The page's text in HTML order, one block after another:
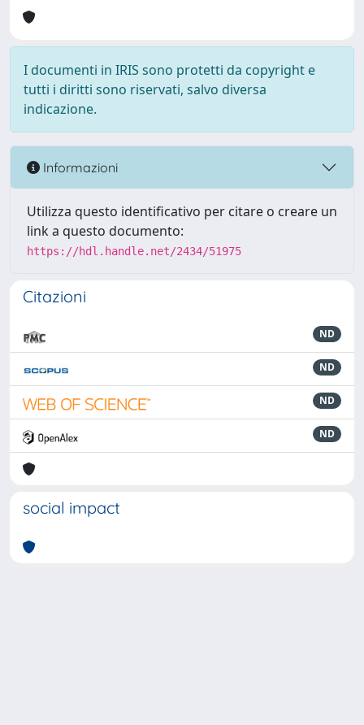
I documenti in IRIS sono protetti da copyright e
tutti i diritti sono riservati, salvo diversa
indicazione.
Informazioni
Utilizza questo identificativo per citare o creare un
link a questo documento:
https://hdl.handle.net/2434/51975
Citazioni
ND
ND
ND
ND
social impact